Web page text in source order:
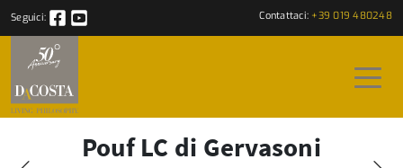
Seguici: Contattaci: +39 019 480248
Pouf LC di Gervasoni